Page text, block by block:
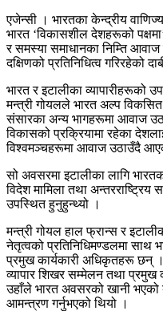
एजेन्सी । भारतका केन्द्रीय
भारत ‘विकासशील देशहरूको
र समस्या समाधानका निम्ति
दक्षिणको प्रतिनिधित्व गरिरहेको
भारत र इटालीका व्यापारीहरूको
मन्त्री गोयलले भारत अल्प
संसारका अन्य भागहरूमा आवाज
विकासको प्रक्रियामा रहेका
विश्वमञ्चहरूमा आवाज उठाउँदै
सो अवसरमा इटालीका लागि
विदेश मामिला तथा अन्तरराष्ट्रिय
उपस्थित हुनुहुन्थ्यो ।
मन्त्री गोयल हाल फ्रान्स र
नेतृत्वको प्रतिनिधिमण्डलमा साथ
प्रमुख कार्यकारी अधिकृतहरू छन् ।
व्यापार शिखर सम्मेलन तथा
उहाँले भारत अवसरको खानी भएको
आमन्त्रण गर्नुभएको थियो ।